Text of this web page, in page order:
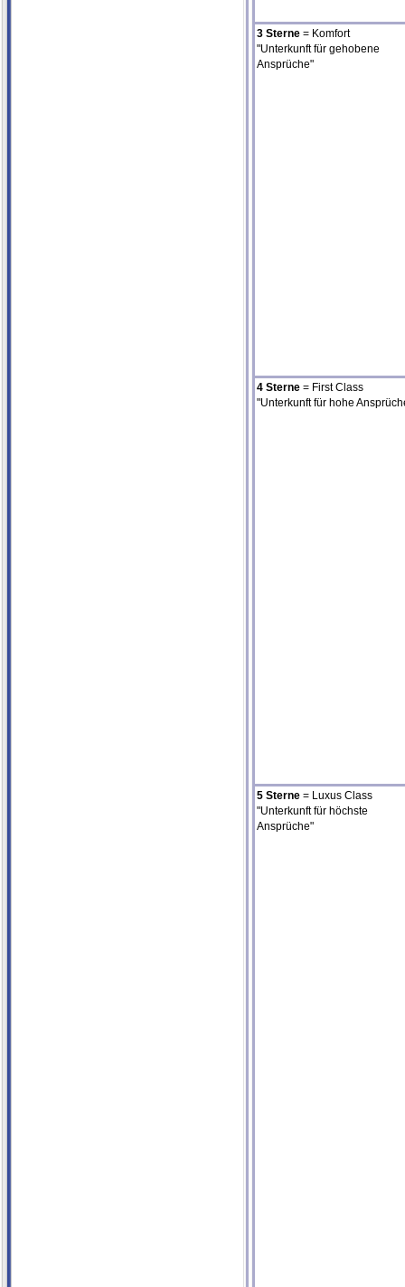
3 Sterne = Komfort
"Unterkunft für gehobene
Ansprüche"
4 Sterne = First Class
"Unterkunft für hohe
5 Sterne = Luxus Class
"Unterkunft für höchste
Ansprüche"